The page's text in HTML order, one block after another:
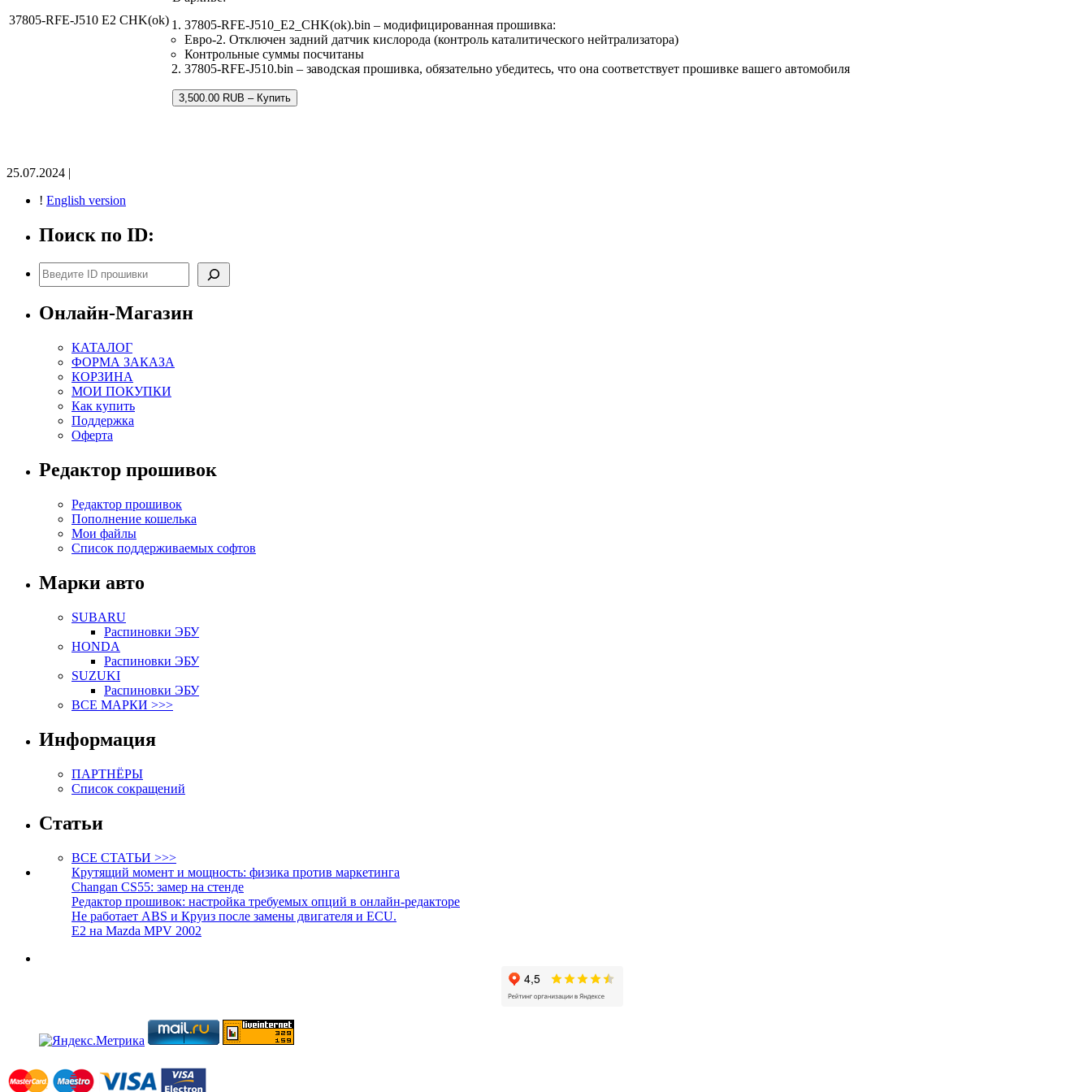
37805-RFE-J510 E2 CHK(ok)
37805-RFE-J510_E2_CHK(ok).bin – модифицированная прошивка:
Евро-2. Отключен задний датчик кислорода (контроль каталитического нейтрализатора)
Контрольные суммы посчитаны
37805-RFE-J510.bin – заводская прошивка, обязательно убедитесь, что она соответствует прошивке вашего автомобиля
3,500.00 RUB – Купить
25.07.2024 |
! English version
Поиск по ID:
Поиск
Онлайн-Магазин
КАТАЛОГ
ФОРМА ЗАКАЗА
КОРЗИНА
МОИ ПОКУПКИ
Как купить
Поддержка
Оферта
Редактор прошивок
Редактор прошивок
Пополнение кошелька
Мои файлы
Список поддерживаемых софтов
Марки авто
SUBARU
Распиновки ЭБУ
HONDA
Распиновки ЭБУ
SUZUKI
Распиновки ЭБУ
ВСЕ МАРКИ >>>
Информация
ПАРТНЁРЫ
Список сокращений
Статьи
ВСЕ СТАТЬИ >>>
Крутящий момент и мощность: физика против маркетинга
Changan CS55: замер на стенде
Редактор прошивок: настройка требуемых опций в онлайн-редакторе
Не работает ABS и Круиз после замены двигателя и ECU.
E2 на Mazda MPV 2002